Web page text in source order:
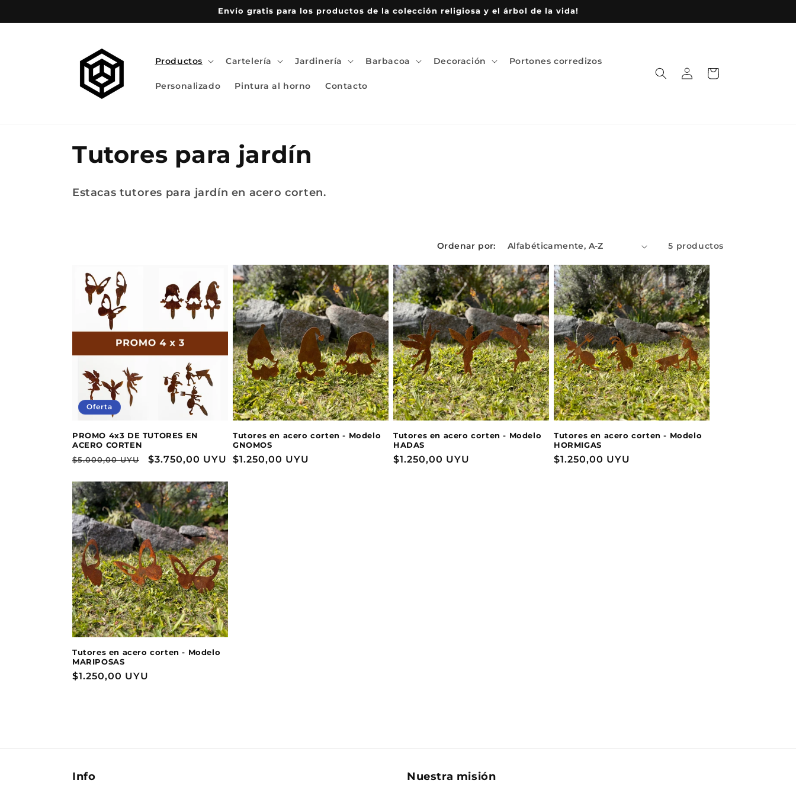
al contenido
Envío gratis para los productos de la colección religiosa y el árbol de la vida!
Productos Cartelería Jardinería Barbacoa Decoración Portones corredizos
Personalizado Pintura al horno Contacto
Iniciar
sesión
Carrito
C
o
c
i
ó
n
:
Tutores para jardín
Estacas tutores para jardín en acero corten.
Ordenar por: 5 productos
Oferta
PROMO 4x3 DE TUTORES EN
ACERO CORTEN
Precio
$5.000,00 UYU
Precio
oferta
$3.750,00 UYU
Tutores en acero corten - Modelo
GNOMOS
Precio
$1.250,00 UYU
Tutores en acero corten - Modelo
HADAS
Precio
$1.250,00 UYU
Tutores en acero corten - Modelo
HORMIGAS
Precio
$1.250,00 UYU
Tutores en acero corten - Modelo
MARIPOSAS
Precio
$1.250,00 UYU
Info Nuestra misión